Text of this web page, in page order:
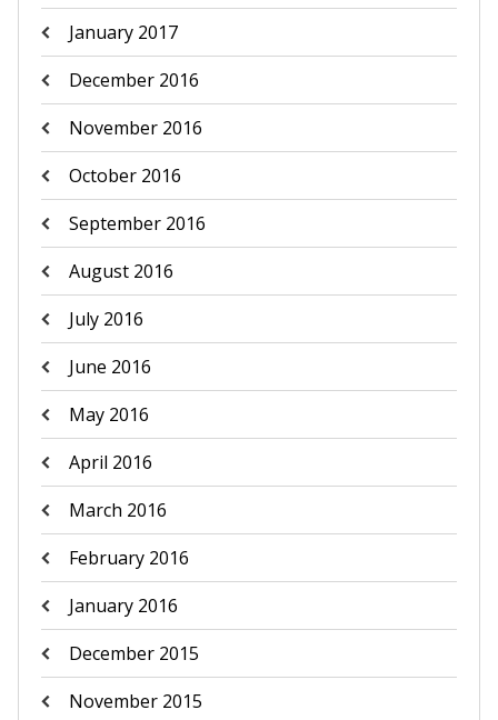
January 2017
December 2016
November 2016
October 2016
September 2016
August 2016
July 2016
June 2016
May 2016
April 2016
March 2016
February 2016
January 2016
December 2015
November 2015